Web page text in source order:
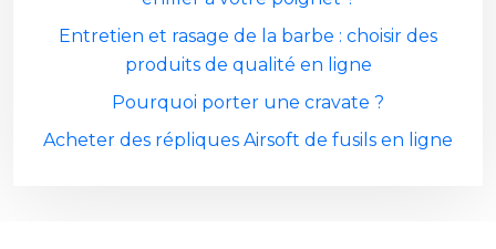
Entretien et rasage de la barbe : choisir des
produits de qualité en ligne
Pourquoi porter une cravate ?
Acheter des répliques Airsoft de fusils en ligne